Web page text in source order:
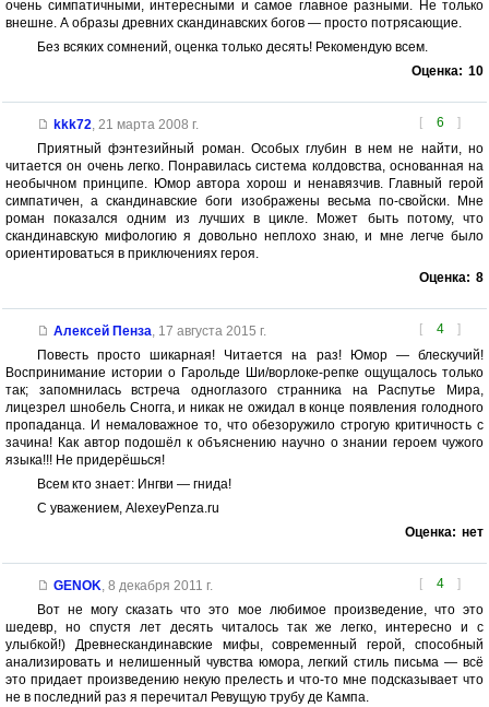
очень симпатичными, интересными и самое главное разными. Не только
внешне. А образы древних скандинавских богов — просто потрясающие.
Без всяких сомнений, оценка только десять! Рекомендую всем.
Оценка: 10
[ 6 ]
kkk72, 21 марта 2008 г.
Приятный фэнтезийный роман. Особых глубин в нем не найти, но
читается он очень легко. Понравилась система колдовства, основанная на
необычном принципе. Юмор автора хорош и ненавязчив. Главный герой
симпатичен, а скандинавские боги изображены весьма по-свойски. Мне
роман показался одним из лучших в цикле. Может быть потому, что
скандинавскую мифологию я довольно неплохо знаю, и мне легче было
ориентироваться в приключениях героя.
Оценка: 8
[ 4 ]
Алексей Пенза, 17 августа 2015 г.
Повесть просто шикарная! Читается на раз! Юмор — блескучий!
Воспринимание истории о Гарольде Ши/ворлоке-репке ощущалось только
так; запомнилась встреча одноглазого странника на Распутье Мира,
лицезрел шнобель Сногга, и никак не ожидал в конце появления голодного
пропаданца. И немаловажное то, что обезоружило строгую критичность с
зачина! Как автор подошёл к объяснению научно о знании героем чужого
языка!!! Не придерёшься!
Всем кто знает: Ингви — гнида!
С уважением, AlexeyPenza.ru
Оценка: нет
[ 4 ]
GENOK, 8 декабря 2011 г.
Вот не могу сказать что это мое любимое произведение, что это
шедевр, но спустя лет десять читалось так же легко, интересно и с
улыбкой!) Древнескандинавские мифы, современный герой, способный
анализировать и нелишенный чувства юмора, легкий стиль письма — всё
это придает произведению некую прелесть и что-то мне подсказывает что
не в последний раз я перечитал Ревущую трубу де Кампа.